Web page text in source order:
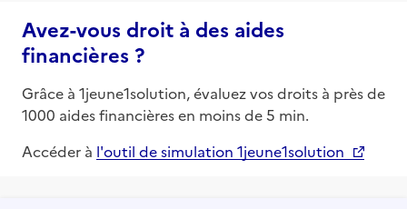
Avez-vous droit à des aides
financières ?
Grâce à 1jeune1solution, évaluez vos droits à près de
1000 aides financières en moins de 5 min.
Accéder à l'outil de simulation 1jeune1solution